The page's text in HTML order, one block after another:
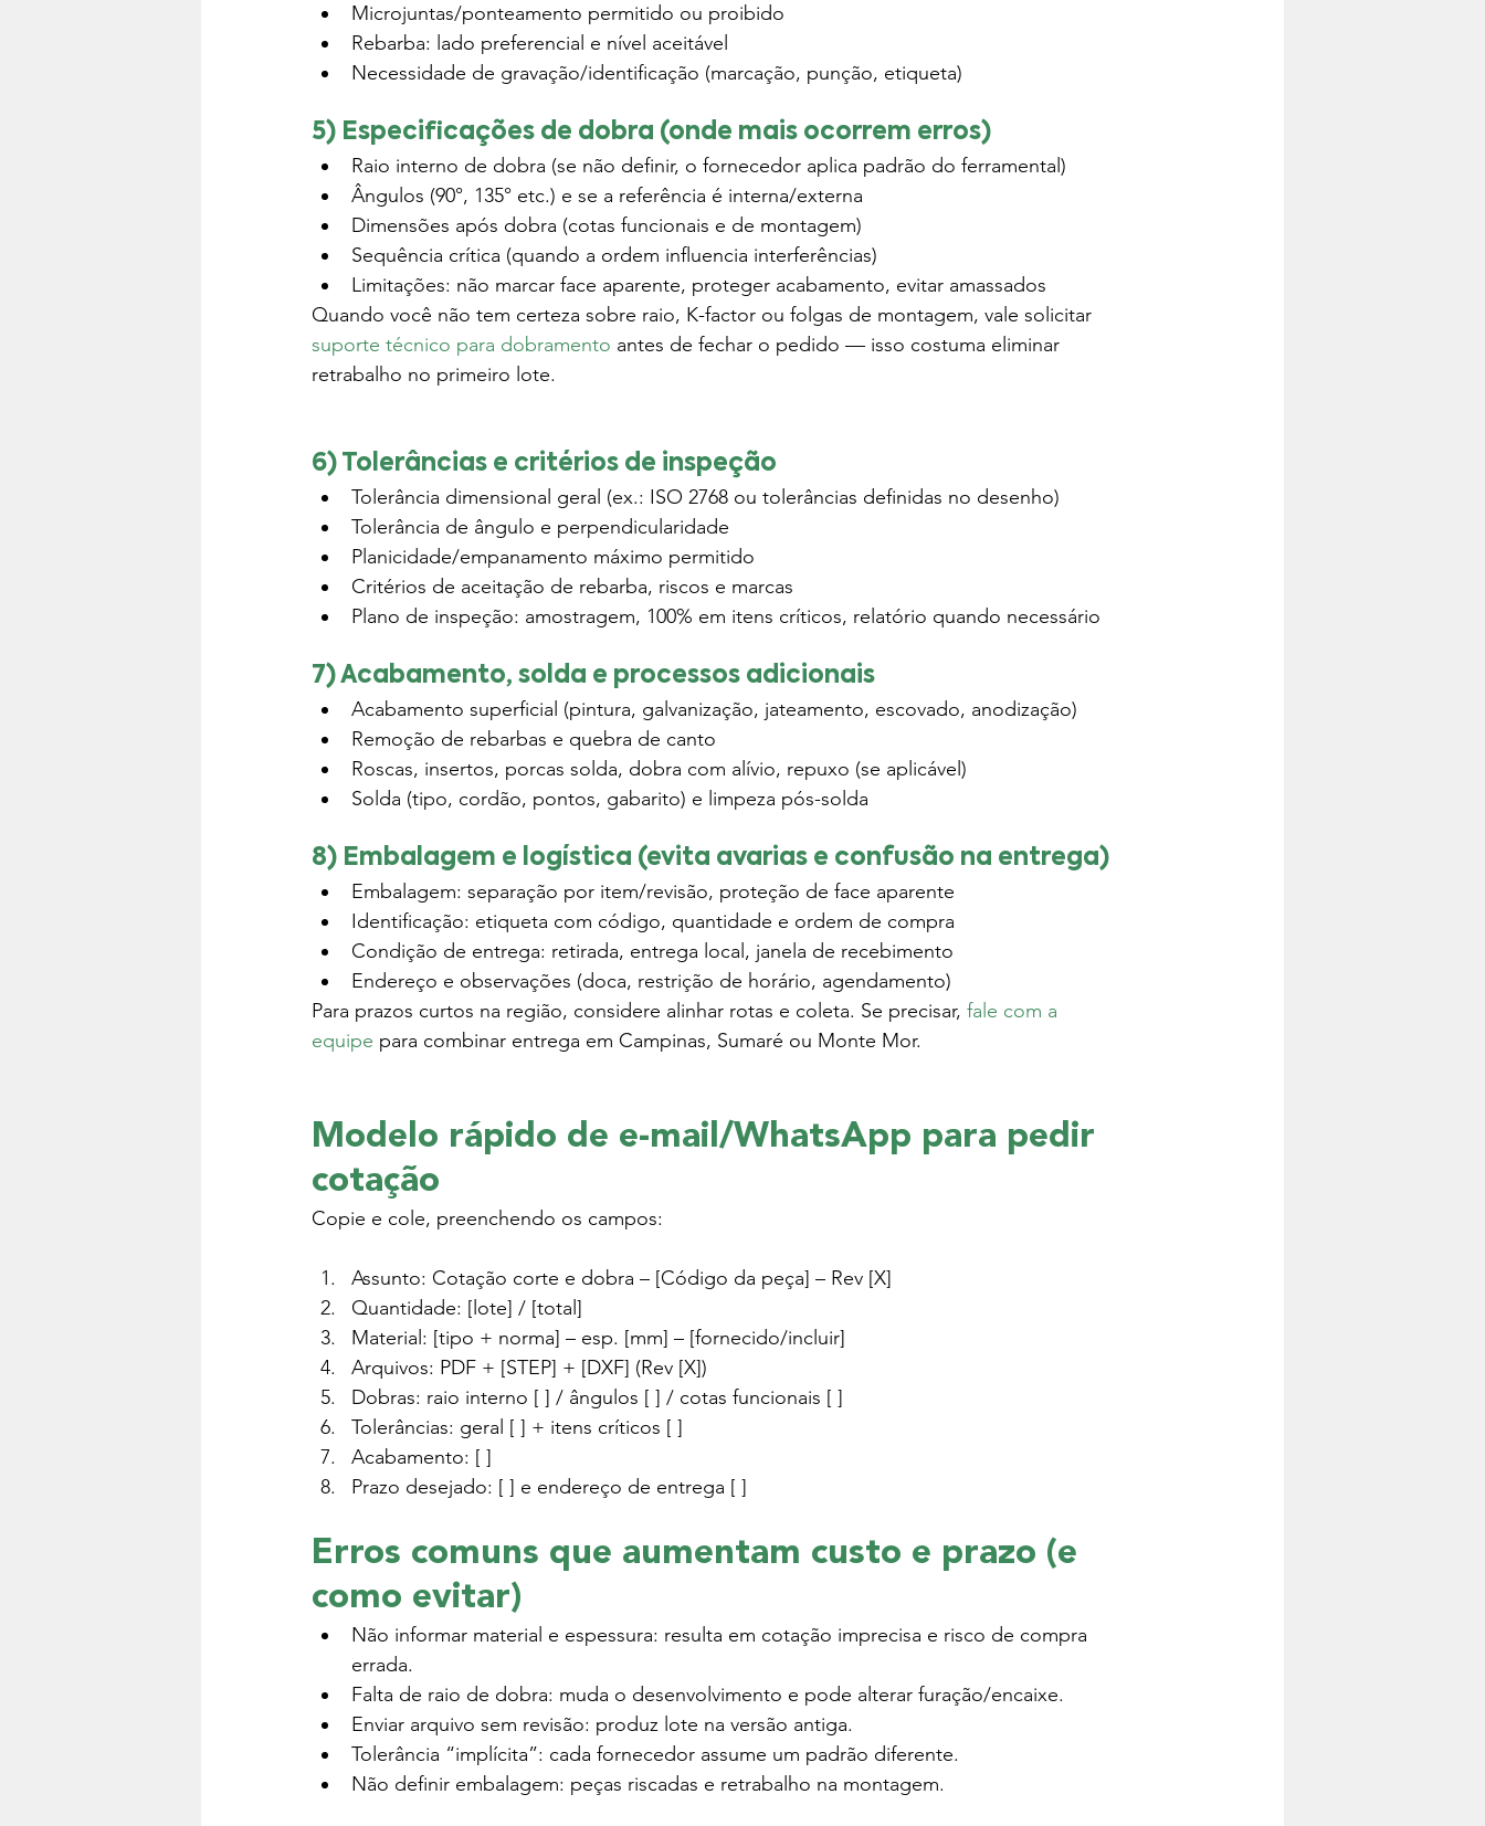
Microjuntas/ponteamento permitido ou proibido
Rebarba: lado preferencial e nível aceitável
Necessidade de gravação/identificação (marcação, punção, etiqueta)
5) Especificações de dobra (onde mais ocorrem erros)
Raio interno de dobra (se não definir, o fornecedor aplica padrão do ferramental)
Ângulos (90°, 135° etc.) e se a referência é interna/externa
Dimensões após dobra (cotas funcionais e de montagem)
Sequência crítica (quando a ordem influencia interferências)
Limitações: não marcar face aparente, proteger acabamento, evitar amassados
Quando você não tem certeza sobre raio, K-factor ou folgas de montagem, vale solicitar
suporte técnico para dobramento antes de fechar o pedido — isso costuma eliminar
retrabalho no primeiro lote.
6) Tolerâncias e critérios de inspeção
Tolerância dimensional geral (ex.: ISO 2768 ou tolerâncias definidas no desenho)
Tolerância de ângulo e perpendicularidade
Planicidade/empanamento máximo permitido
Critérios de aceitação de rebarba, riscos e marcas
Plano de inspeção: amostragem, 100% em itens críticos, relatório quando necessário
7) Acabamento, solda e processos adicionais
Acabamento superficial (pintura, galvanização, jateamento, escovado, anodização)
Remoção de rebarbas e quebra de canto
Roscas, insertos, porcas solda, dobra com alívio, repuxo (se aplicável)
Solda (tipo, cordão, pontos, gabarito) e limpeza pós-solda
8) Embalagem e logística (evita avarias e confusão na entrega)
Embalagem: separação por item/revisão, proteção de face aparente
Identificação: etiqueta com código, quantidade e ordem de compra
Condição de entrega: retirada, entrega local, janela de recebimento
Endereço e observações (doca, restrição de horário, agendamento)
Para prazos curtos na região, considere alinhar rotas e coleta. Se precisar, fale com a
equipe para combinar entrega em Campinas, Sumaré ou Monte Mor.
Modelo rápido de e-mail/WhatsApp para pedir
cotação
Copie e cole, preenchendo os campos:
Assunto: Cotação corte e dobra – [Código da peça] – Rev [X]
Quantidade: [lote] / [total]
Material: [tipo + norma] – esp. [mm] – [fornecido/incluir]
Arquivos: PDF + [STEP] + [DXF] (Rev [X])
Dobras: raio interno [ ] / ângulos [ ] / cotas funcionais [ ]
Tolerâncias: geral [ ] + itens críticos [ ]
Acabamento: [ ]
Prazo desejado: [ ] e endereço de entrega [ ]
Erros comuns que aumentam custo e prazo (e
como evitar)
Não informar material e espessura: resulta em cotação imprecisa e risco de compra
errada.
Falta de raio de dobra: muda o desenvolvimento e pode alterar furação/encaixe.
Enviar arquivo sem revisão: produz lote na versão antiga.
Tolerância “implícita”: cada fornecedor assume um padrão diferente.
Não definir embalagem: peças riscadas e retrabalho na montagem.